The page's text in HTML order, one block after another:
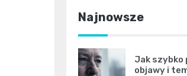
Najnowsze
Jak szybko
objawy i